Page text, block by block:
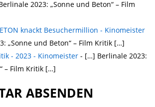
2023: „Sonne und Beton“ – Film
knackt Besuchermillion - Kinomeister
„Sonne und Beton“ – Film Kritik […]
- 2023 - Kinomeister - […] Berlinale 2023:
– Film Kritik […]
ABSENDEN